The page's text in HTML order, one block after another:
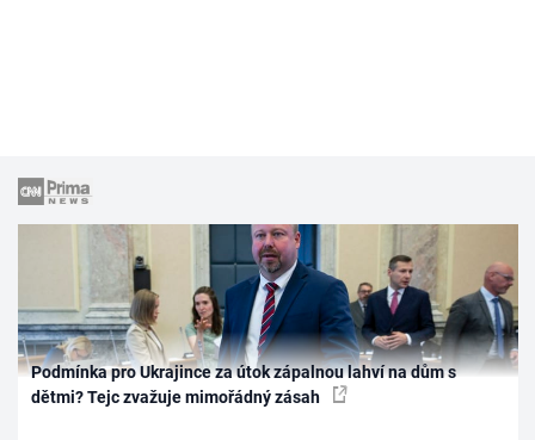
Podmínka pro Ukrajince za útok zápalnou lahví na dům s
dětmi? Tejc zvažuje mimořádný zásah